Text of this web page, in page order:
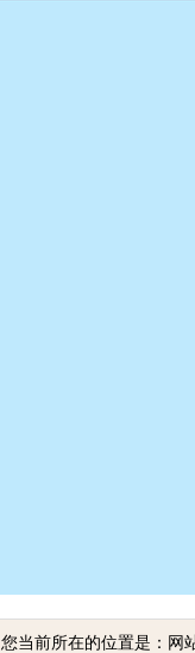
您当前所在的位置是：网